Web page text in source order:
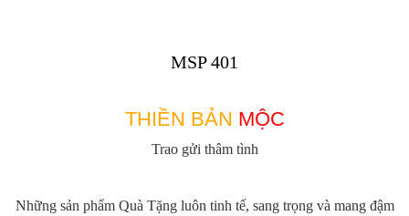
MSP 401
THIỀN BẢN MỘC
Trao gửi thâm tình
Những sản phẩm Quà Tặng luôn tinh tế, sang trọng và mang đậm